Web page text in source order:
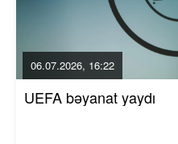
06.07.2026, 16:22
UEFA bəyanat yaydı